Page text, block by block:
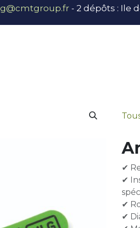
- 2 dépôts : Ile
✔
✔
✔
✔